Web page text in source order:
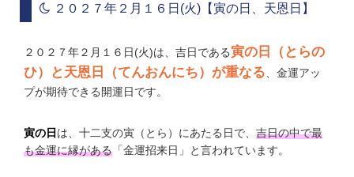
２０２７年２月１６日(火)【寅の日、天恩日】
２０２７年２月１６日(火)は、吉日である寅の日（とらの
ひ）と天恩日（てんおんにち）が重なる 、金運アッ
プが期待できる開運日です。
寅の日 は、十二支の寅（とら）にあたる日で、 吉日の中で最
も金運に縁がある 「金運招来日」と言われています。